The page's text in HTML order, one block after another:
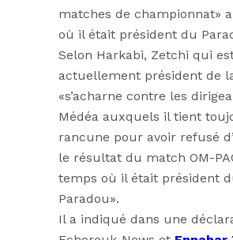
matches de championnat»
où il était président du
Selon Harkabi, Zetchi qui
actuellement président de
«s’acharne contre les
Médéa auxquels il tient
rancune pour avoir refusé
le résultat du match OM-
temps où il était président
Paradou».
Il a indiqué dans une